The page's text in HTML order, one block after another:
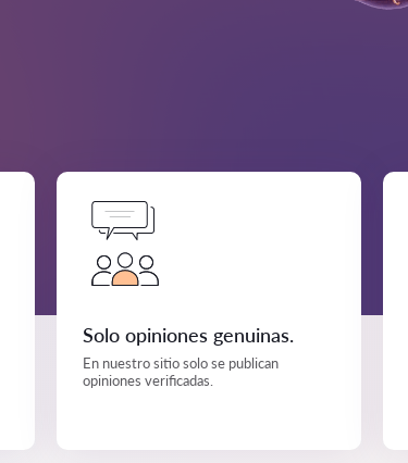
Solo opiniones genuinas.
En nuestro sitio solo se publican
opiniones verificadas.